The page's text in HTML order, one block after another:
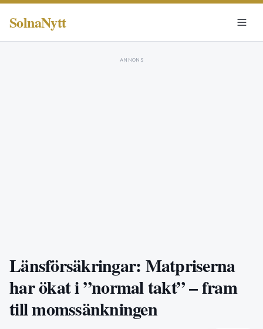
SolnaNytt
ANNONS
Länsförsäkringar: Matpriserna
har ökat i ”normal takt” – fram
till momssänkningen